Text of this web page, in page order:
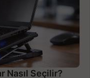
Nasıl Seçilir?